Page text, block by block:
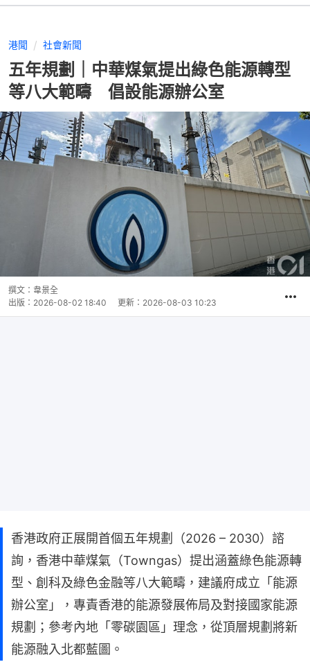
港聞 社會新聞
五年規劃｜中華煤氣提出綠色能源轉型
等八大範疇 倡設能源辦公室
撰文： 韋景全
出版： 2026-08-02 18:40 更新： 2026-08-03 10:23
香港政府正展開首個五年規劃（2026 – 2030）諮
詢，香港中華煤氣（Towngas）提出涵蓋綠色能源轉
型、創科及綠色金融等八大範疇，建議府成立「能源
辦公室」，專責香港的能源發展佈局及對接國家能源
規劃；參考內地「零碳園區」理念，從頂層規劃將新
能源融入北都藍圖。